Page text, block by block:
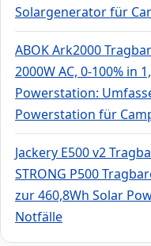
Solargenerator für
ABOK Ark2000
2000W AC, 0-100% in
Powerstation:
Powerstation für
Jackery E500 v2
STRONG P500
zur 460,8Wh Solar
Notfälle